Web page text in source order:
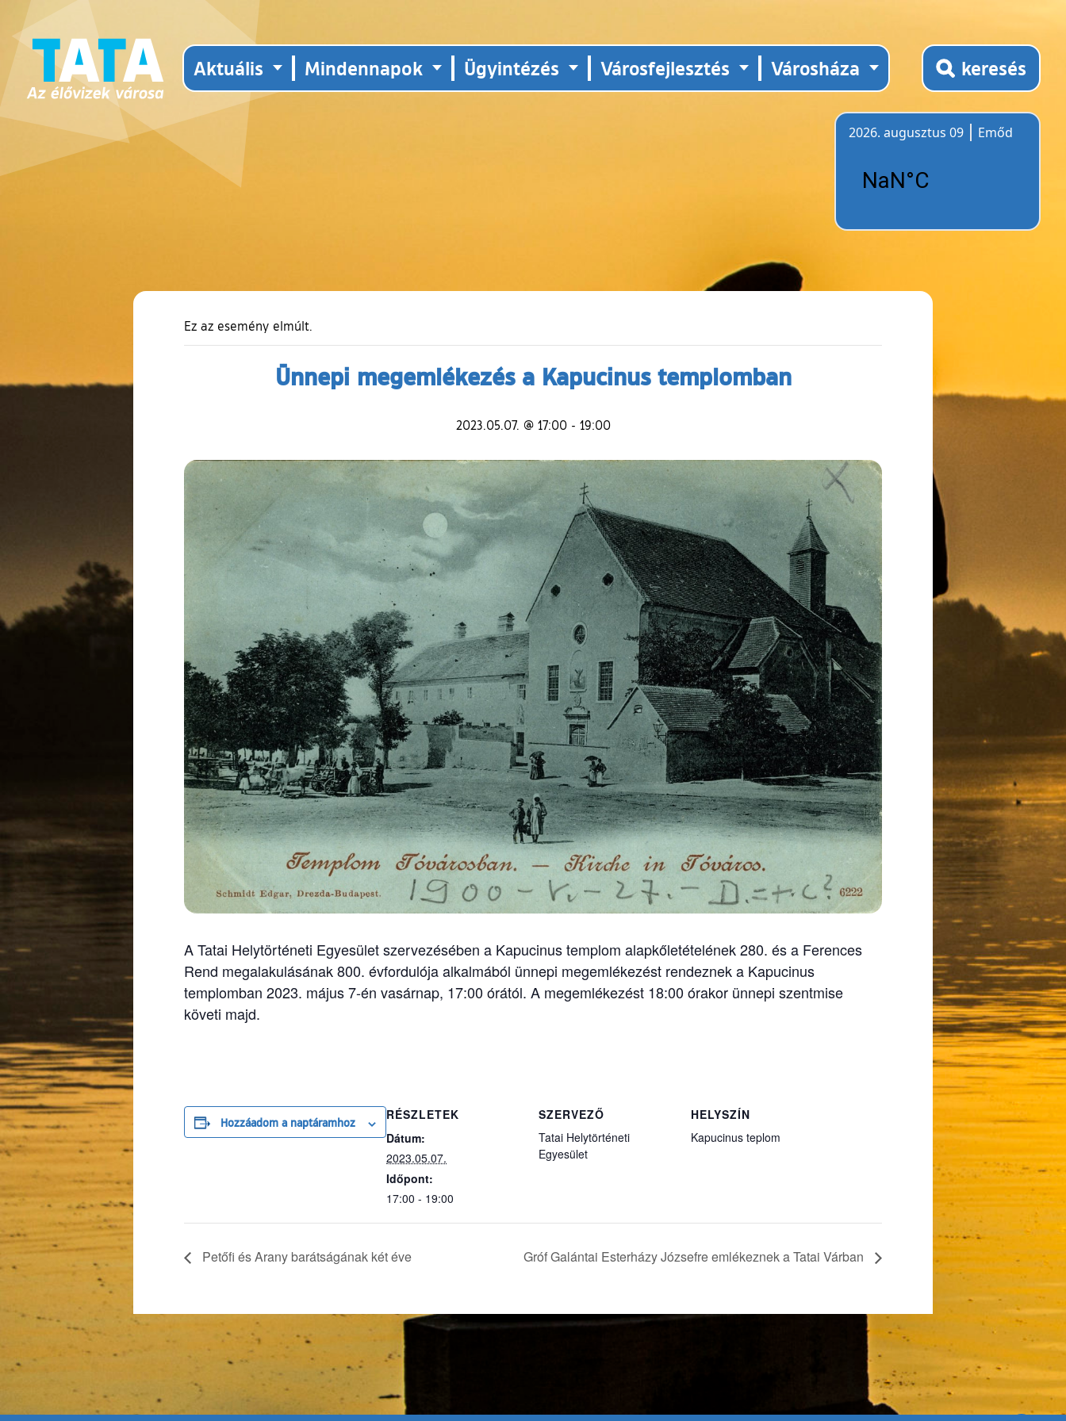
Aktuális Mindennapok Ügyintézés Városfejlesztés Városháza keresés
2026. augusztus 09
Emőd
Ez az esemény elmúlt.
Ünnepi megemlékezés a Kapucinus templomban
2023.05.07. @ 17:00- 19:00
A Tatai Helytörténeti Egyesület szervezésében a Kapucinus templom alapkőletételének 280. és a Ferences
Rend megalakulásának 800. évfordulója alkalmából ünnepi megemlékezést rendeznek a Kapucinus
templomban 2023. május 7-én vasárnap, 17:00 órától. A megemlékezést 18:00 órakor ünnepi szentmise
követi majd.
Hozzáadom a naptáramhoz
RÉSZLETEK
Dátum:
2023.05.07.
Időpont:
17:00 - 19:00
SZERVEZŐ
Tatai Helytörténeti
Egyesület
HELYSZÍN
Kapucinus teplom
Petőfi és Arany barátságának két éve Gróf Galántai Esterházy Józsefre emlékeznek a Tatai Várban